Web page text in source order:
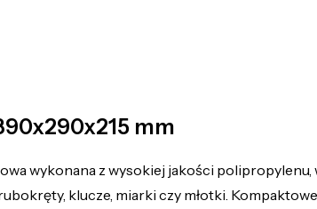
mm
wykonana z wysokiej jakości
klucze, miarki czy młotki.